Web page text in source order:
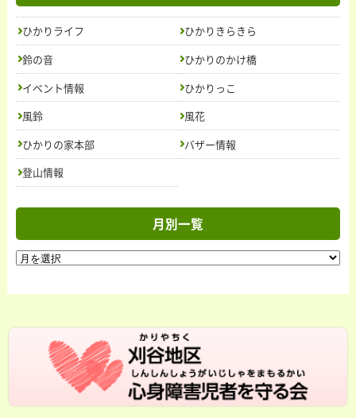
トップ
ニュース＆トピックス
お問い合わせ
活動内容
ごあいさつ
求人情報
ひかりライフ
ひかりきらきら
鈴の音
ひかりのかけ橋
イベント情報
ひかりっこ
風鈴
風花
ひかりの家本部
バザー情報
登山情報
月別一覧